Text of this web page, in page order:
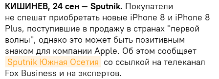
КИШИНЕВ, 24 сен — Sputnik. Покупатели
не спешат приобретать новые iPhone 8 и iPhone 8
Plus, поступившие в продажу в странах "первой
волны", однако это может быть позитивным
знаком для компании Apple. Об этом сообщает
Sputnik Южная Осетия со ссылкой на телеканал
Fox Business и на экспертов.